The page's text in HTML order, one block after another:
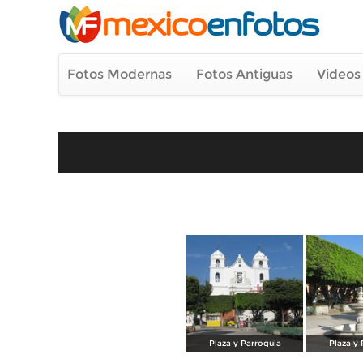
Fotos Modernas Fotos Antiguas
Plaza y Parroquia Plaza y